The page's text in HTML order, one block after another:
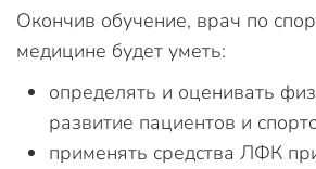
Окончив обучение, врач по
медицине будет уметь:
определять и оценивать
развитие пациентов и
применять средства ЛФК